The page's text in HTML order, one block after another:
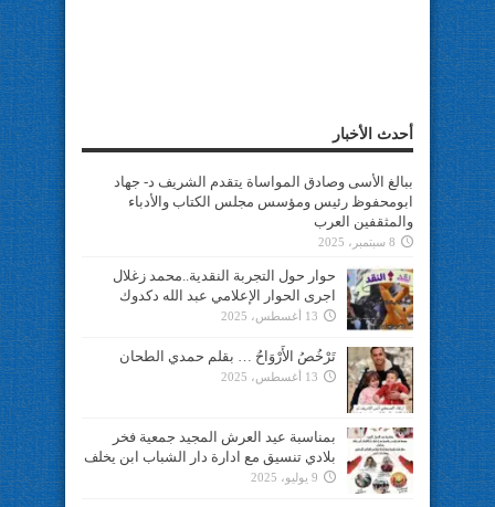
أحدث الأخبار
ببالغ الأسى وصادق المواساة يتقدم الشريف د- جهاد
ابومحفوظ رئيس ومؤسس مجلس الكتاب والأدباء
والمثقفين العرب
8 سبتمبر، 2025
حوار حول التجربة النقدية..محمد زغلال
اجرى الحوار الإعلامي عبد الله دكدوك
13 أغسطس، 2025
تَرْخُصُ الأَرْوَاحُ … بقلم حمدي الطحان
13 أغسطس، 2025
بمناسبة عيد العرش المجيد جمعية فخر
بلادي تنسيق مع ادارة دار الشباب ابن يخلف
9 يوليو، 2025